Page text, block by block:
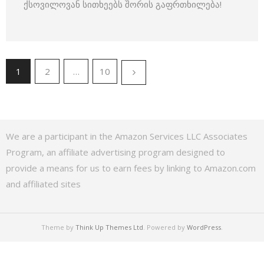
ქსოვილოვან სითხეებს შორის გაფრთხილება!
1 2 … 10
We are a participant in the Amazon Services LLC Associates
Program, an affiliate advertising program designed to
provide a means for us to earn fees by linking to Amazon.com
and affiliated sites
Theme by Think Up Themes Ltd. Powered by WordPress.